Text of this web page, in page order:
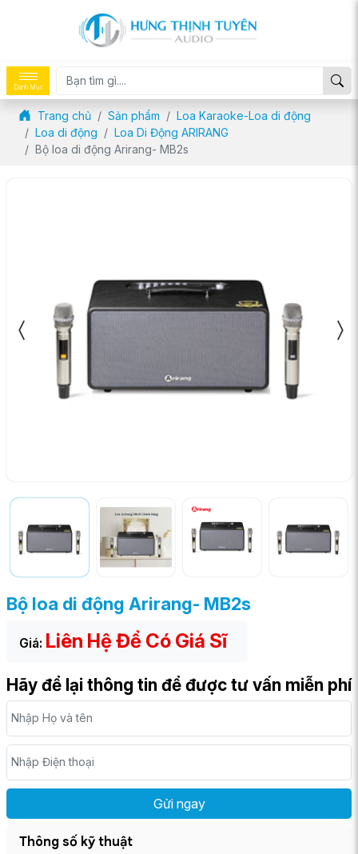
Danh Mục
Trang chủ Sản phẩm
Loa Karaoke-Loa di động
Loa di động
Loa Di Động ARIRANG
Bộ loa di động Arirang- MB2s
Bộ loa di động Arirang- MB2s
Giá: Liên Hệ Để Có Giá Sĩ
Hãy để lại thông tin để được tư vấn miễn phí
Nhập Họ và tên
Nhập Điện thoại
Thông số kỹ thuật